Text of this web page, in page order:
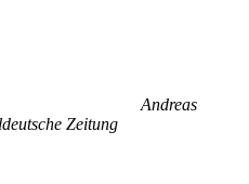
Andreas
Zeitung